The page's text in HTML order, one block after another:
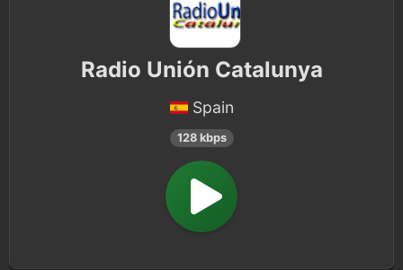
Radio Unión Catalunya
Spain
128 kbps